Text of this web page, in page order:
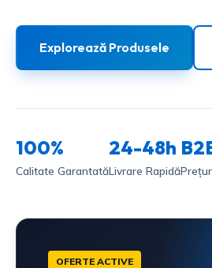
Explorează Produsele
100%
Calitate Garantată
24-48h
Livrare Rapidă
OFERTE ACTIVE